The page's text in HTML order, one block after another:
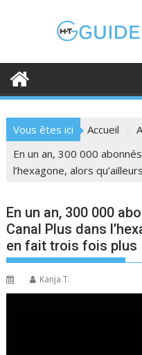
Vous êtes ici Accueil
En un an, 300 000
l’hexagone, alors
En un an, 300 000
Canal Plus dans
en fait trois fois plus
Kanja T.